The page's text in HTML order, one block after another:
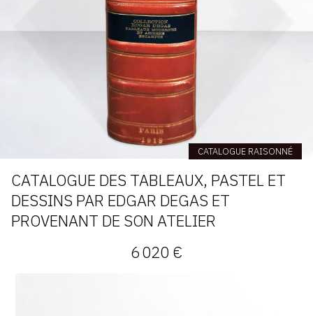
CATALOGUE RAISONNÉ
CATALOGUE DES TABLEAUX, PASTEL ET
DESSINS PAR EDGAR DEGAS ET
PROVENANT DE SON ATELIER
6 020 €